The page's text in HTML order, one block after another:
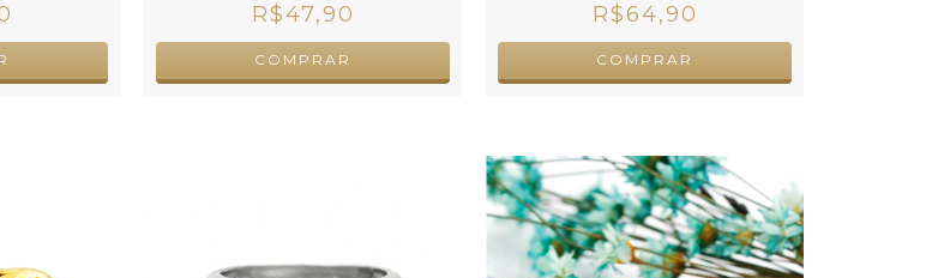
R$47,90
COMPRAR
R$64,90
COMPRAR